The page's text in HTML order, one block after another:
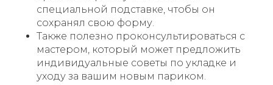
специальной подставке, чтобы он
сохранял свою форму.
Также полезно проконсультироваться с
мастером, который может предложить
индивидуальные советы по укладке и
уходу за вашим новым париком.